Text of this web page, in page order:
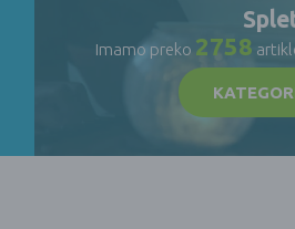
Imamo preko 2758